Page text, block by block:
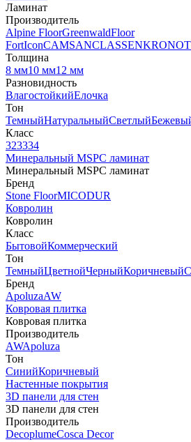
Ламинат
Производитель
Alpine FloorGreenwaldFloor
FortIconCAMSANCLASSEN
Толщина
8 мм10 мм12 мм
Разновидность
ВлагостойкийЕлочка
Тон
ТемныйНатуральныйСветлый
Класс
323334
Минеральный MSPC ламинат
Минеральный MSPC ламинат
Бренд
Stone FloorMICODUR
Ковролин
Ковролин
Класс
БытовойКоммерческий
Тон
ТемныйЦветнойЧерныйКоричневый
Бренд
ApoluzaAW
Ковровая плитка
Ковровая плитка
Производитель
AWApoluza
Тон
СинийКоричневый
Настенные покрытия
3D панели для стен
3D панели для стен
Производитель
DecoplumeCosca Decor